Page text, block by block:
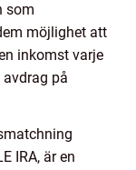
som
möjlighet att
inkomst varje
på
IRA, är en